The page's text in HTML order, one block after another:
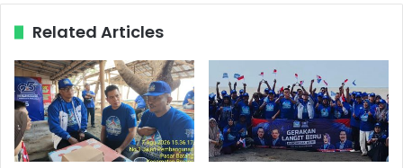
Related Articles